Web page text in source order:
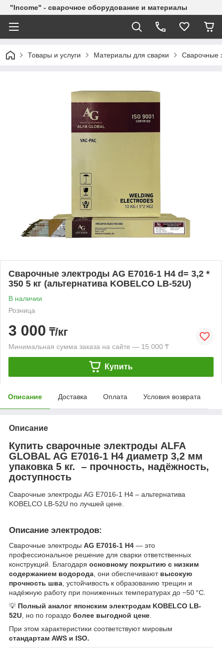
"Income" - сварочное оборудование и материалы
Товары и услуги Материалы для сварки Сварочные
Сварочные электроды AG E7016-1 H4 d= 3,2 *
350 5 кг (альтернатива KOBELCO LB-52U)
В наличии
Розница
3 000 ₸/кг
Минимальная сумма заказа на сайте — 15 000 ₸
Купить
Описание Доставка Оплата Условия возврата
Описание
Купить сварочные электроды ALFA
GLOBAL AG E7016-1 H4 диаметр 3,2 мм
упаковка 5 кг. – прочность, надёжность,
доступность
Сварочные электроды AG E7016-1 H4 – альтернатива
KOBELCO LB-52U по лучшей цене.
Описание электродов:
Сварочные электроды AG E7016-1 H4 — это
профессиональное решение для сварки ответственных
конструкций. Благодаря основному покрытию с низким
содержанием водорода, они обеспечивают высокую
прочность шва, устойчивость к образованию трещин и
надёжную работу при пониженных температурах до −50 °C.
💡 Полный аналог японским электродам KOBELCO LB-
52U, но по гораздо более выгодной цене.
При этом характеристики соответствуют мировым
стандартам AWS и ISO.